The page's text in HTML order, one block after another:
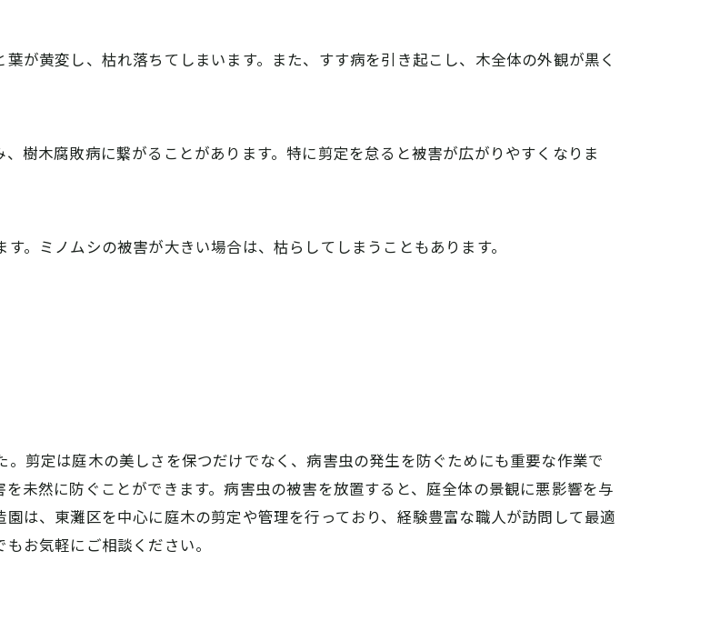
が黄変し、枯れ落ちてしまいます。また、すす病を引き起こし、木全体の外観が黒く
樹木腐敗病に繋がることがあります。特に剪定を怠ると被害が広がりやすくなりま
。ミノムシの被害が大きい場合は、枯らしてしまうこともあります。
剪定は庭木の美しさを保つだけでなく、病害虫の発生を防ぐためにも重要な作業で
未然に防ぐことができます。病害虫の被害を放置すると、庭全体の景観に悪影響を与
は、東灘区を中心に庭木の剪定や管理を行っており、経験豊富な職人が訪問して最適
お気軽にご相談ください。